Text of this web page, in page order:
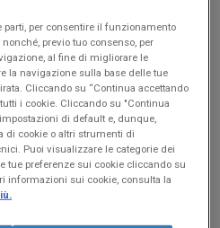
perciò considerare come
umane
la gestione delle risorse
umane
per consentire il funzionamento
previo tuo consenso, per
al fine di migliorare le
la navigazione sulla base delle tue
Cliccando su “Continua accettando
i cookie. Cliccando su "Continua
di default e, dunque,
di cookie o altri strumenti di
Puoi visualizzare le categorie dei
tue preferenze sui cookie cliccando su
informazioni sui cookie, consulta la